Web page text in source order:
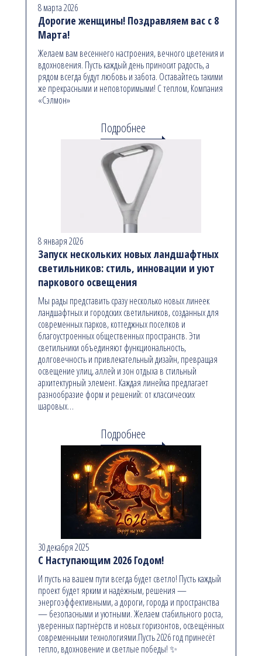
8 марта 2026
Дорогие женщины! Поздравляем вас с 8
Марта!
Желаем вам весеннего настроения, вечного цветения и
вдохновения. Пусть каждый день приносит радость, а
рядом всегда будут любовь и забота. Оставайтесь такими
же прекрасными и неповторимыми! С теплом, Компания
«Сэлмон»
Подробнее
8 января 2026
Запуск нескольких новых ландшафтных
светильников: стиль, инновации и уют
паркового освещения
Мы рады представить сразу несколько новых линеек
ландшафтных и городских светильников, созданных для
современных парков, коттеджных поселков и
благоустроенных общественных пространств. Эти
светильники объединяют функциональность,
долговечность и привлекательный дизайн, превращая
освещение улиц, аллей и зон отдыха в стильный
архитектурный элемент. Каждая линейка предлагает
разнообразие форм и решений: от классических
шаровых…
Подробнее
30 декабря 2025
С Наступающим 2026 Годом!
И пусть на вашем пути всегда будет светло! Пусть каждый
проект будет ярким и надёжным, решения —
энергоэффективными, а дороги, города и пространства
— безопасными и уютными. Желаем стабильного роста,
уверенных партнёрств и новых горизонтов, освещённых
современными технологиями.Пусть 2026 год принесёт
тепло, вдохновение и светлые победы! ✨